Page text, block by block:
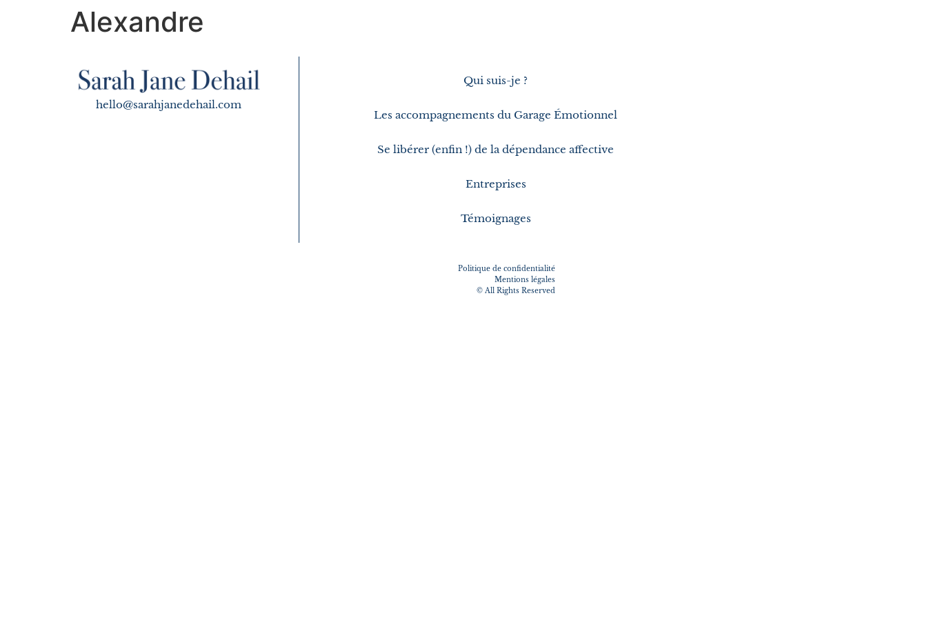
Alexandre
hello@sarahjanedehail.com
Qui suis-je ?
Les accompagnements du Garage Émotionnel
Se libérer (enfin !) de la dépendance affective
Entreprises
Témoignages
Politique de confidentialité
Mentions légales
© All Rights Reserved